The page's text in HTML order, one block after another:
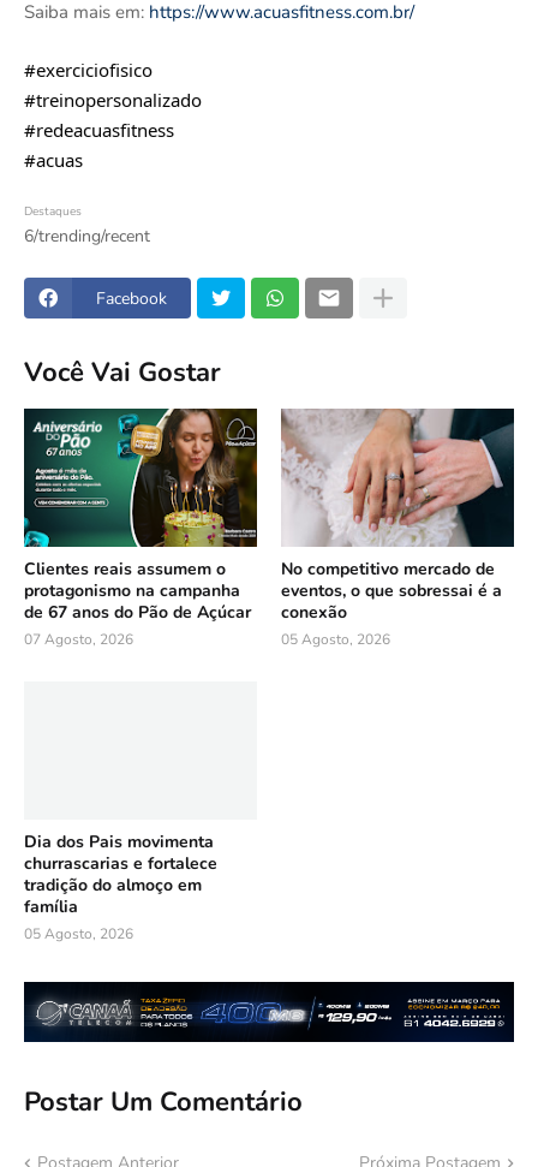
Saiba mais em: https://www.acuasfitness.com.br/
#exerciciofisico
#treinopersonalizado
#redeacuasfitness
#acuas
Destaques
6/trending/recent
Facebook
Você Vai Gostar
Clientes reais assumem o
protagonismo na campanha
de 67 anos do Pão de Açúcar
07 Agosto, 2026
No competitivo mercado de
eventos, o que sobressai é a
conexão
05 Agosto, 2026
Dia dos Pais movimenta
churrascarias e fortalece
tradição do almoço em
família
05 Agosto, 2026
Postar Um Comentário